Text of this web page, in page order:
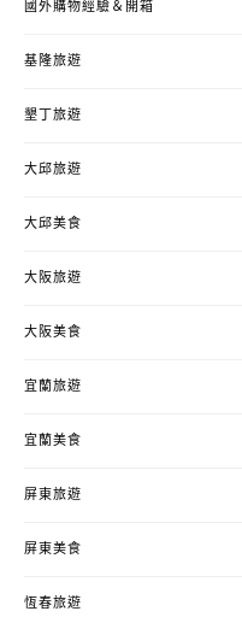
國外購物經驗＆開箱
基隆旅遊
墾丁旅遊
大邱旅遊
大邱美食
大阪旅遊
大阪美食
宜蘭旅遊
宜蘭美食
屏東旅遊
屏東美食
恆春旅遊